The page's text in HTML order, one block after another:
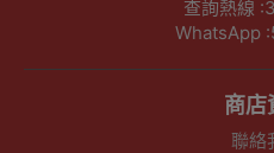
查詢熱線
WhatsApp
商店
聯絡